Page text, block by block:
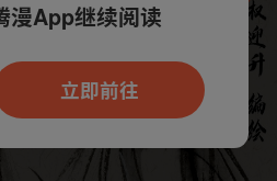
阅读，可打开App新用
7天免费看
漫App继续阅读
立即前往